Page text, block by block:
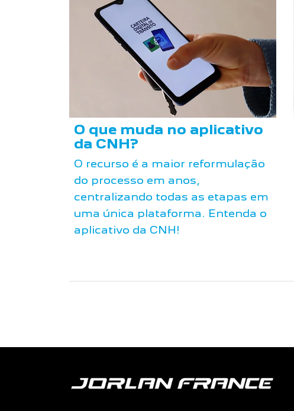
O que muda no aplicativo
da CNH?
O recurso é a maior reformulação
do processo em anos,
centralizando todas as etapas em
uma única plataforma. Entenda o
aplicativo da CNH!